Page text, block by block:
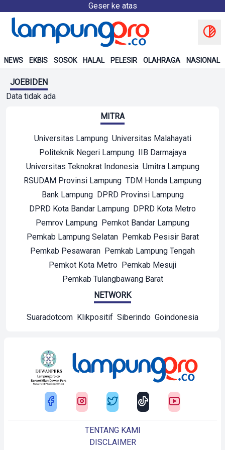
Geser ke atas
NEWS EKBIS SOSOK HALAL PELESIR OLAHRAGA NASIONAL
JOEBIDEN
Data tidak ada
MITRA
Universitas Lampung Universitas Malahayati
Politeknik Negeri Lampung IIB Darmajaya
Universitas Teknokrat Indonesia Umitra Lampung
RSUDAM Provinsi Lampung TDM Honda Lampung
Bank Lampung DPRD Provinsi Lampung
DPRD Kota Bandar Lampung DPRD Kota Metro
Pemrov Lampung Pemkot Bandar Lampung
Pemkab Lampung Selatan Pemkab Pesisir Barat
Pemkab Pesawaran Pemkab Lampung Tengah
Pemkot Kota Metro Pemkab Mesuji
Pemkab Tulangbawang Barat
NETWORK
Suaradotcom Klikpositif Siberindo Goindonesia
TENTANG KAMI
DISCLAIMER